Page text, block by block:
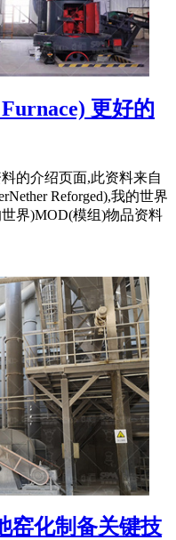
更好的
料的介绍页面,此资料来自
Reforged),我的世界
界)MOD(模组)物品资料
窑化制备关键技